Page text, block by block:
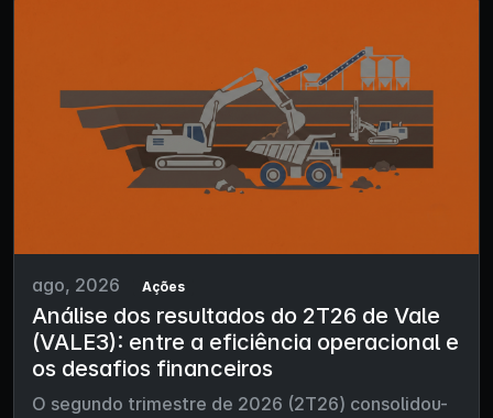
ago, 2026 Ações
Análise dos resultados do 2T26 de Vale
(VALE3): entre a eficiência operacional e
os desafios financeiros
O segundo trimestre de 2026 (2T26) consolidou-